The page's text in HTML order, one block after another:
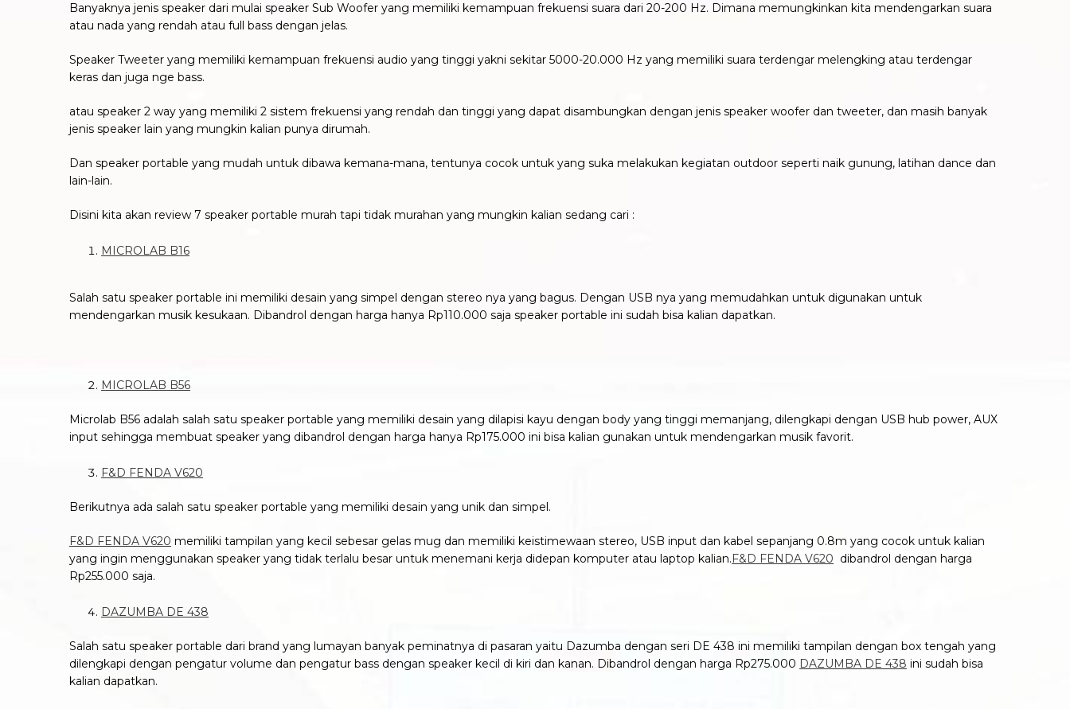
Banyaknya jenis speaker dari mulai speaker Sub Woofer yang memiliki kemampuan frekuensi suara dari 20-200 Hz. Dimana memungkinkan kita mendengarkan suara
atau nada yang rendah atau full bass dengan jelas.
Speaker Tweeter yang memiliki kemampuan frekuensi audio yang tinggi yakni sekitar 5000-20.000 Hz yang memiliki suara terdengar melengking atau terdengar
keras dan juga nge bass.
atau speaker 2 way yang memiliki 2 sistem frekuensi yang rendah dan tinggi yang dapat disambungkan dengan jenis speaker woofer dan tweeter, dan masih banyak
jenis speaker lain yang mungkin kalian punya dirumah.
Dan speaker portable yang mudah untuk dibawa kemana-mana, tentunya cocok untuk yang suka melakukan kegiatan outdoor seperti naik gunung, latihan dance dan
lain-lain.
Disini kita akan review 7 speaker portable murah tapi tidak murahan yang mungkin kalian sedang cari :
MICROLAB B16
Salah satu speaker portable ini memiliki desain yang simpel dengan stereo nya yang bagus. Dengan USB nya yang memudahkan untuk digunakan untuk
mendengarkan musik kesukaan. Dibandrol dengan harga hanya Rp110.000 saja speaker portable ini sudah bisa kalian dapatkan.
MICROLAB B56
Microlab B56 adalah salah satu speaker portable yang memiliki desain yang dilapisi kayu dengan body yang tinggi memanjang, dilengkapi dengan USB hub power, AUX
input sehingga membuat speaker yang dibandrol dengan harga hanya Rp175.000 ini bisa kalian gunakan untuk mendengarkan musik favorit.
F&D FENDA V620
Berikutnya ada salah satu speaker portable yang memiliki desain yang unik dan simpel.
F&D FENDA V620 memiliki tampilan yang kecil sebesar gelas mug dan memiliki keistimewaan stereo, USB input dan kabel sepanjang 0.8m yang cocok untuk kalian
yang ingin menggunakan speaker yang tidak terlalu besar untuk menemani kerja didepan komputer atau laptop kalian.F&D FENDA V620 dibandrol dengan harga
Rp255.000 saja.
DAZUMBA DE 438
Salah satu speaker portable dari brand yang lumayan banyak peminatnya di pasaran yaitu Dazumba dengan seri DE 438 ini memiliki tampilan dengan box tengah yang
dilengkapi dengan pengatur volume dan pengatur bass dengan speaker kecil di kiri dan kanan. Dibandrol dengan harga Rp275.000 DAZUMBA DE 438 ini sudah bisa
kalian dapatkan.